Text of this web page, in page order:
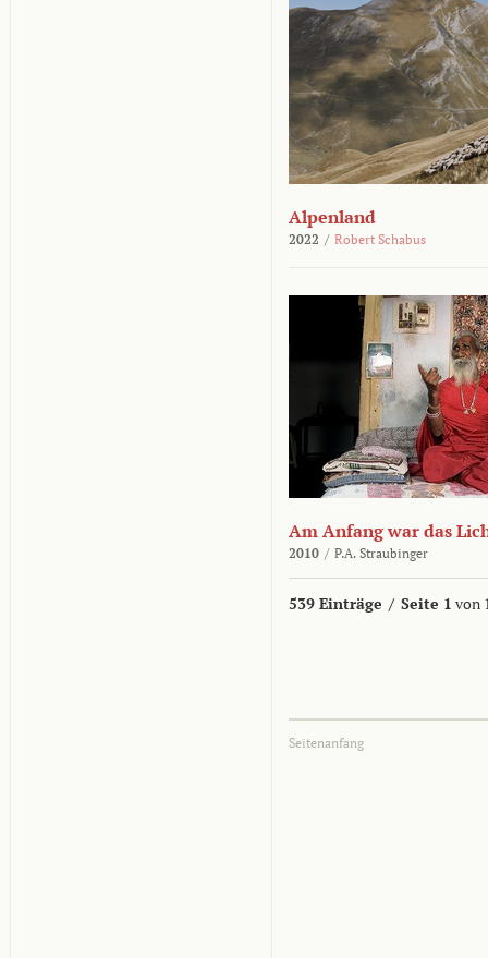
Alpenland
2022 / Robert Schabus
Am Anfang war das
2010 / P.A. Straubinger
539 Einträge / Seite 1 von
Seitenanfang